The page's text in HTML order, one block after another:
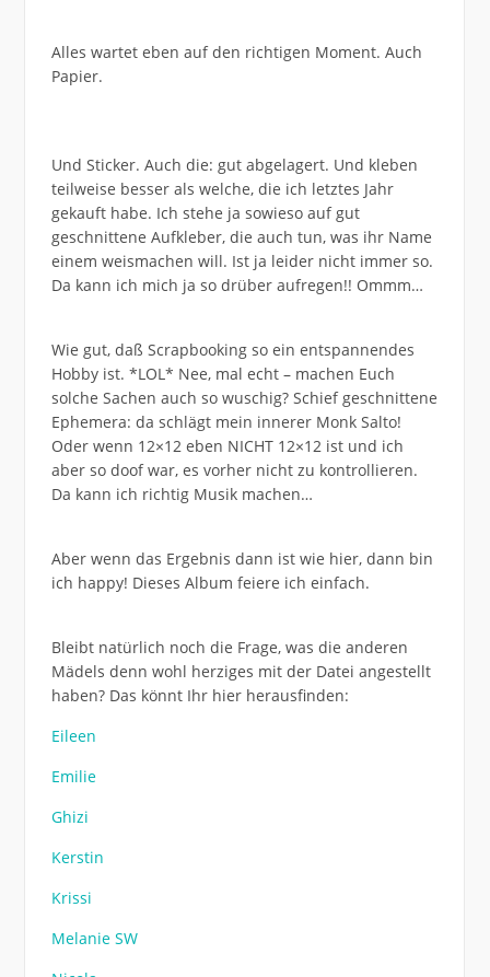
Alles wartet eben auf den richtigen Moment. Auch
Papier.
Und Sticker. Auch die: gut abgelagert. Und kleben
teilweise besser als welche, die ich letztes Jahr
gekauft habe. Ich stehe ja sowieso auf gut
geschnittene Aufkleber, die auch tun, was ihr Name
einem weismachen will. Ist ja leider nicht immer so.
Da kann ich mich ja so drüber aufregen!! Ommm…
Wie gut, daß Scrapbooking so ein entspannendes
Hobby ist. *LOL* Nee, mal echt – machen Euch
solche Sachen auch so wuschig? Schief geschnittene
Ephemera: da schlägt mein innerer Monk Salto!
Oder wenn 12×12 eben NICHT 12×12 ist und ich
aber so doof war, es vorher nicht zu kontrollieren.
Da kann ich richtig Musik machen…
Aber wenn das Ergebnis dann ist wie hier, dann bin
ich happy! Dieses Album feiere ich einfach.
Bleibt natürlich noch die Frage, was die anderen
Mädels denn wohl herziges mit der Datei angestellt
haben? Das könnt Ihr hier herausfinden:
Eileen
Emilie
Ghizi
Kerstin
Krissi
Melanie SW